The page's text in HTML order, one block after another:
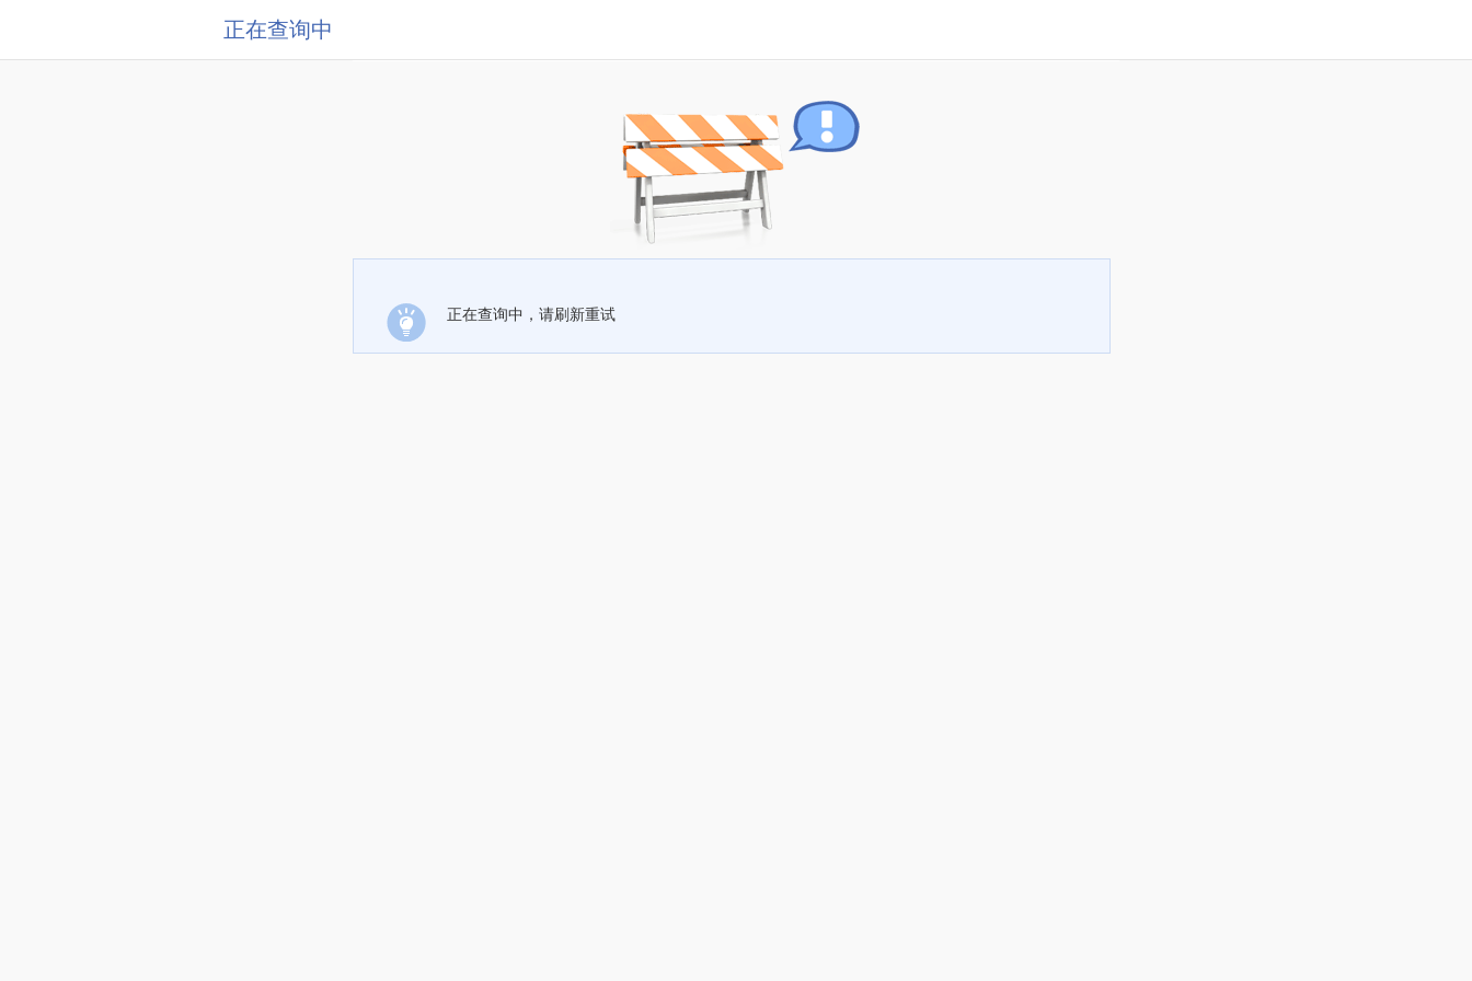
正在查询中
正在查询中，请刷新重试